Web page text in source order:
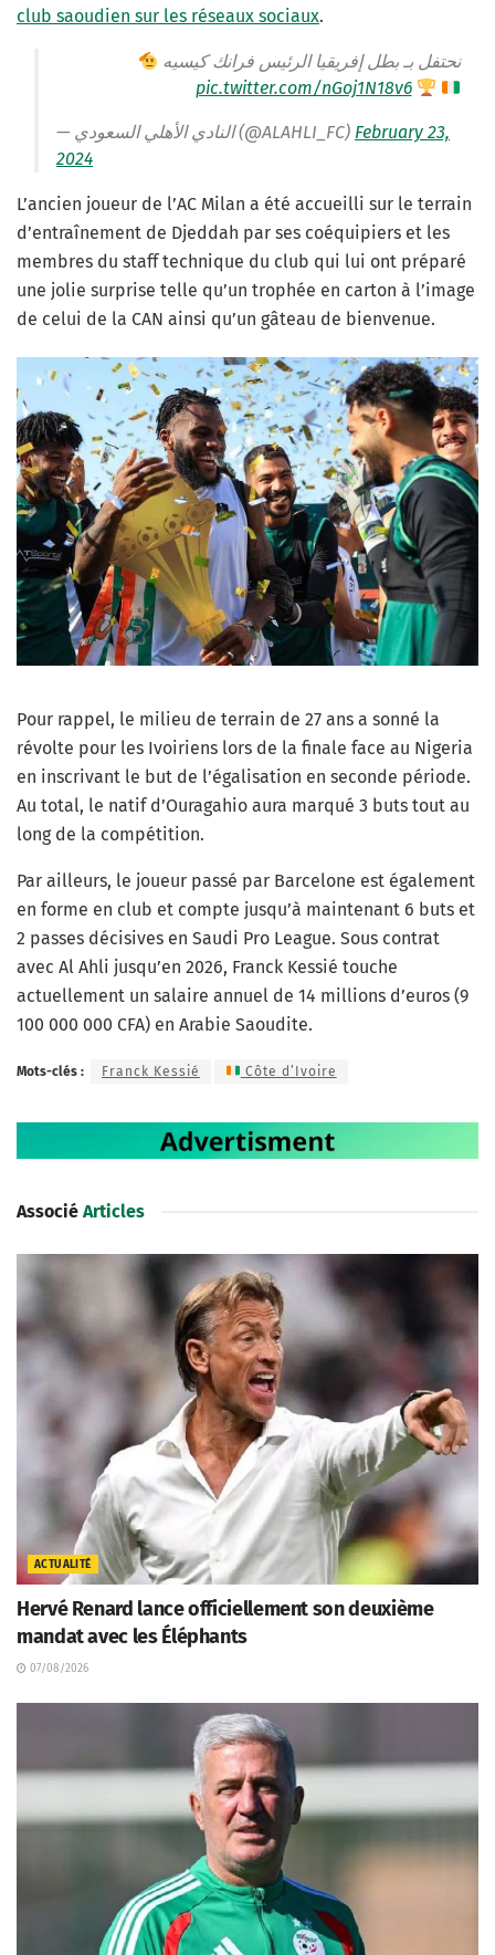
club saoudien sur les réseaux sociaux.
نحتفل بـ بطل إفريقيا الرئيس فرانك كيسيه
pic.twitter.com/nGoj1N18v6
— النادي الأهلي السعودي (@ALAHLI_FC) February 23,
2024
L’ancien joueur de l’AC Milan a été accueilli sur le terrain
d’entraînement de Djeddah par ses coéquipiers et les
membres du staff technique du club qui lui ont préparé
une jolie surprise telle qu’un trophée en carton à l’image
de celui de la CAN ainsi qu’un gâteau de bienvenue.
Pour rappel, le milieu de terrain de 27 ans a sonné la
révolte pour les Ivoiriens lors de la finale face au Nigeria
en inscrivant le but de l’égalisation en seconde période.
Au total, le natif d’Ouragahio aura marqué 3 buts tout au
long de la compétition.
Par ailleurs, le joueur passé par Barcelone est également
en forme en club et compte jusqu’à maintenant 6 buts et
2 passes décisives en Saudi Pro League. Sous contrat
avec Al Ahli jusqu’en 2026, Franck Kessié touche
actuellement un salaire annuel de 14 millions d’euros (9
100 000 000 CFA) en Arabie Saoudite.
Mots-clés : Franck Kessié Côte d’Ivoire
Associé Articles
ACTUALITÉ
Hervé Renard lance officiellement son deuxième
mandat avec les Éléphants
07/08/2026